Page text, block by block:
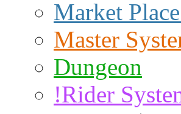
Market
Master
Dungeon
!Rider